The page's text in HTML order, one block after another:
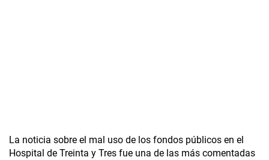
La noticia sobre el mal uso de los fondos públicos en el
Hospital de Treinta y Tres fue una de las más comentadas